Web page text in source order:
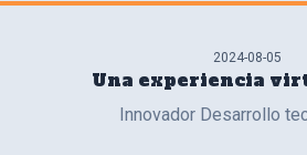
2024-08-05
Una experiencia
Innovador Desarrollo